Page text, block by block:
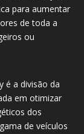
para aumentar
de toda a
ou
é a divisão da
em otimizar
dos
de veículos